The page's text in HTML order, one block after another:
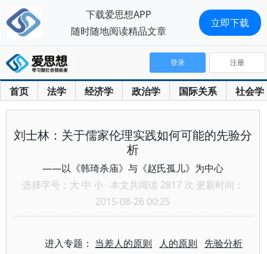
首页 法学 经济学 政治学 国际关系 社会学
登录 注册
刘士林：关于儒家伦理实践如何可能的先验分
析
——以《韩琦杀庙》与《赵氏孤儿》为中心
选择字号： 大 中 小 本文共阅读 2817 次 更新时间：
2015-08-26 00:25
进入专题： 当差人的原则 人的原则 先验分析
下载爱思想APP
随时随地阅读精品文章
立即下载